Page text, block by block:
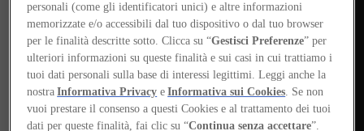
Tags
#karimnader
#karimnader
People
personali (come gli identificatori unici) e altre informazioni
memorizzate e/o accessibili dal tuo dispositivo o dal tuo browser
per le finalità descritte sotto. Clicca su “Gestisci Preferenze” per
ulteriori informazioni su queste finalità e sui casi in cui trattiamo i
tuoi dati personali sulla base di interessi legittimi. Leggi anche la
nostraInformativa Privacy eInformativa sui Cookies. Se non
vuoi prestare il consenso a questi Cookies e al trattamento dei tuoi
dati per queste finalità, fai clic su “Continua senza accettare”.